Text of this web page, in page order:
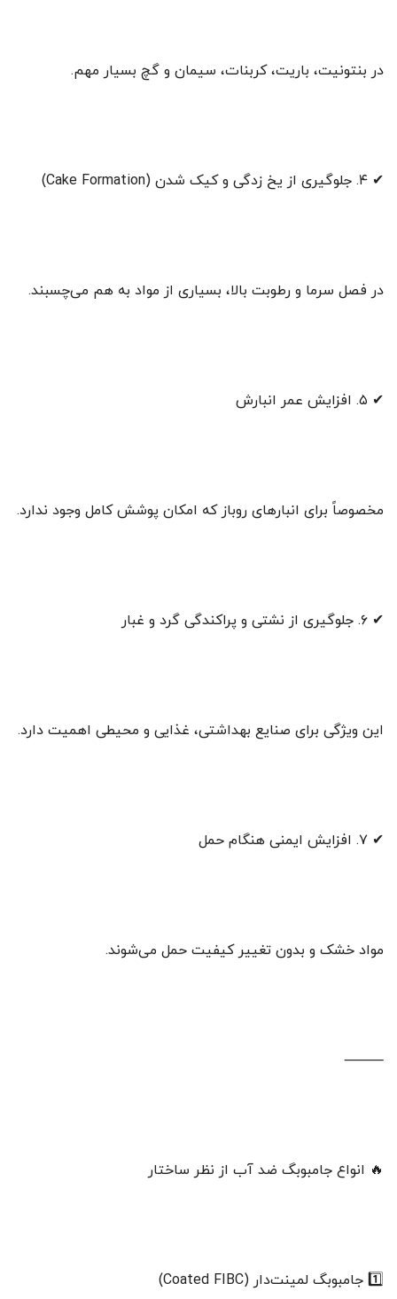
در بنتونیت، باریت، کربنات، سیمان و گچ بسیار مهم.
✔ ۴. جلوگیری از یخ زدگی و کیک شدن (Cake Formation)
در فصل سرما و رطوبت بالا، بسیاری از مواد به هم می‌چسبند.
✔ ۵. افزایش عمر انبارش
مخصوصاً برای انبارهای روباز که امکان پوشش کامل وجود ندارد.
✔ ۶. جلوگیری از نشتی و پراکندگی گرد و غبار
این ویژگی برای صنایع بهداشتی، غذایی و محیطی اهمیت دارد.
✔ ۷. افزایش ایمنی هنگام حمل
مواد خشک و بدون تغییر کیفیت حمل می‌شوند.
⸻
🔥 انواع جامبوبگ ضد آب از نظر ساختار
1️⃣ جامبوبگ لمینت‌دار (Coated FIBC)